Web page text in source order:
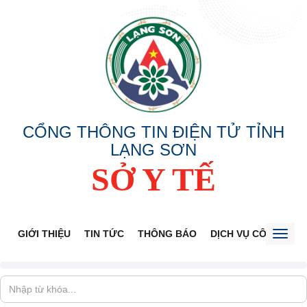
CỔNG THÔNG TIN ĐIỆN TỬ TỈNH
LẠNG SƠN
SỞ Y TẾ
GIỚI THIỆU TIN TỨC THÔNG BÁO DỊCH VỤ CÔNG